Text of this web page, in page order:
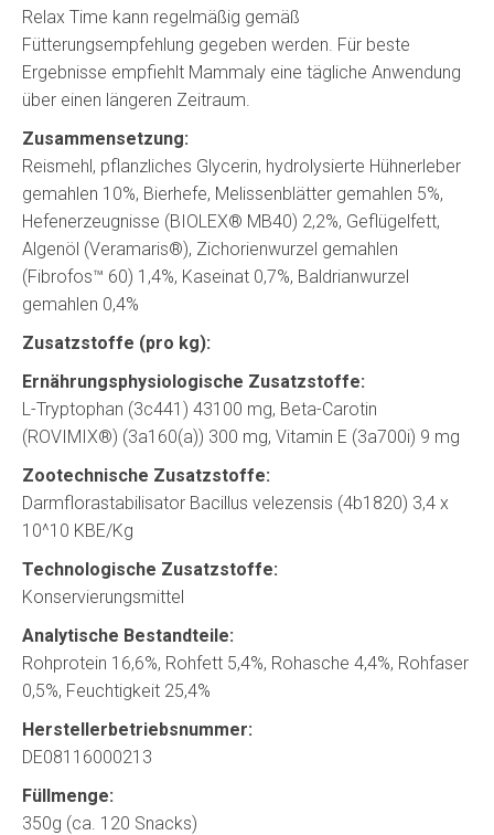
Relax Time kann regelmäßig gemäß
Fütterungsempfehlung gegeben werden. Für beste
Ergebnisse empfiehlt Mammaly eine tägliche Anwendung
über einen längeren Zeitraum.
Zusammensetzung:
Reismehl, pflanzliches Glycerin, hydrolysierte Hühnerleber
gemahlen 10%, Bierhefe, Melissenblätter gemahlen 5%,
Hefenerzeugnisse (BIOLEX® MB40) 2,2%, Geflügelfett,
Algenöl (Veramaris®), Zichorienwurzel gemahlen
(Fibrofos™ 60) 1,4%, Kaseinat 0,7%, Baldrianwurzel
gemahlen 0,4%
Zusatzstoffe (pro kg):
Ernährungsphysiologische Zusatzstoffe:
L-Tryptophan (3c441) 43100 mg, Beta-Carotin
(ROVIMIX®) (3a160(a)) 300 mg, Vitamin E (3a700i) 9 mg
Zootechnische Zusatzstoffe:
Darmflorastabilisator Bacillus velezensis (4b1820) 3,4 x
10^10 KBE/Kg
Technologische Zusatzstoffe:
Konservierungsmittel
Analytische Bestandteile:
Rohprotein 16,6%, Rohfett 5,4%, Rohasche 4,4%, Rohfaser
0,5%, Feuchtigkeit 25,4%
Herstellerbetriebsnummer:
DE08116000213
Füllmenge:
350g (ca. 120 Snacks)